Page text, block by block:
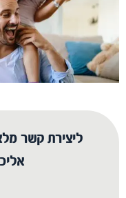
ליצירת קשר